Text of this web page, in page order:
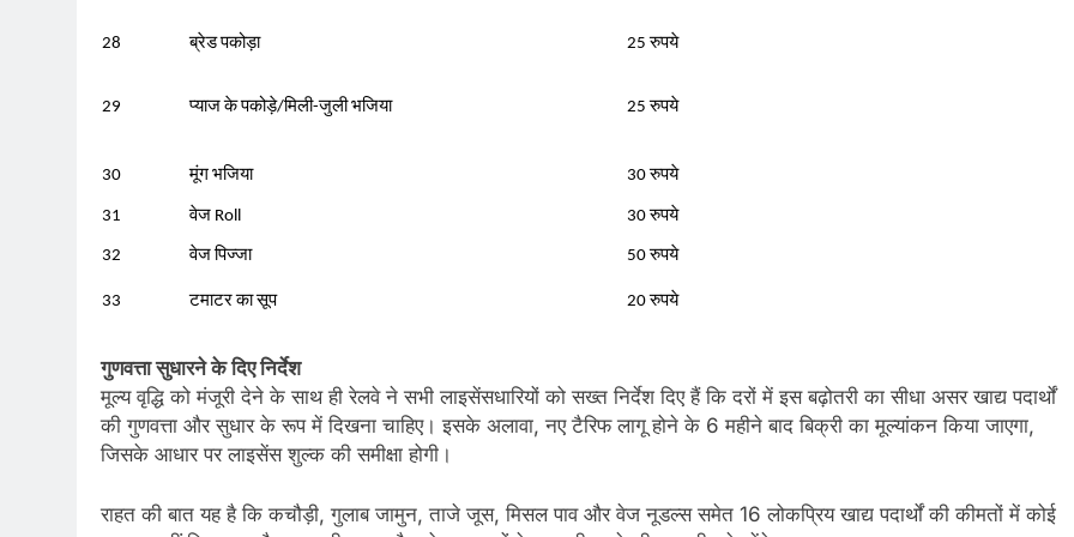
28 ब्रेड पकोड़ा 25 रुपये
29 प्याज के पकोड़े/मिली-जुली भजिया 25 रुपये
30 मूंग भजिया 30 रुपये
31 वेज Roll 30 रुपये
32 वेज पिज्जा 50 रुपये
33 टमाटर का सूप 20 रुपये
गुणवत्ता सुधारने के दिए निर्देश
मूल्य वृद्धि को मंजूरी देने के साथ ही रेलवे ने सभी लाइसेंसधारियों को सख्त निर्देश दिए हैं कि दरों में इस बढ़ोतरी का सीधा असर खाद्य पदार्थों
की गुणवत्ता और सुधार के रूप में दिखना चाहिए। इसके अलावा, नए टैरिफ लागू होने के 6 महीने बाद बिक्री का मूल्यांकन किया जाएगा,
जिसके आधार पर लाइसेंस शुल्क की समीक्षा होगी।
राहत की बात यह है कि कचौड़ी, गुलाब जामुन, ताजे जूस, मिसल पाव और वेज नूडल्स समेत 16 लोकप्रिय खाद्य पदार्थों की कीमतों में कोई